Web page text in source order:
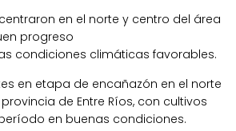
en el norte y centro del área
progreso
condiciones climáticas favorables.
en etapa de encañazón en el norte
de Entre Ríos, con cultivos
en buenas condiciones.